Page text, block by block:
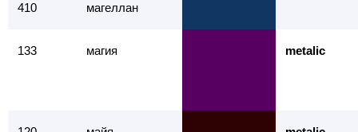
410 магеллан
133 магия metalic